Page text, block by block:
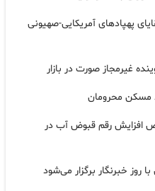
پهپادهای آمریکایی-صهیونی
غیرمجاز صورت در بازار
افزایش رقم قبوض آب در
خبرنگار برگزار می‌شود